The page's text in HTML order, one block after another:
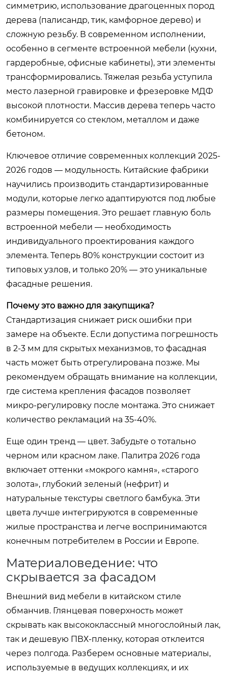
симметрию, использование драгоценных пород
дерева (палисандр, тик, камфорное дерево) и
сложную резьбу. В современном исполнении,
особенно в сегменте встроенной мебели (кухни,
гардеробные, офисные кабинеты), эти элементы
трансформировались. Тяжелая резьба уступила
место лазерной гравировке и фрезеровке МДФ
высокой плотности. Массив дерева теперь часто
комбинируется со стеклом, металлом и даже
бетоном.
Ключевое отличие современных коллекций 2025-
2026 годов — модульность. Китайские фабрики
научились производить стандартизированные
модули, которые легко адаптируются под любые
размеры помещения. Это решает главную боль
встроенной мебели — необходимость
индивидуального проектирования каждого
элемента. Теперь 80% конструкции состоит из
типовых узлов, и только 20% — это уникальные
фасадные решения.
Почему это важно для закупщика?
Стандартизация снижает риск ошибки при
замере на объекте. Если допустима погрешность
в 2-3 мм для скрытых механизмов, то фасадная
часть может быть отрегулирована позже. Мы
рекомендуем обращать внимание на коллекции,
где система крепления фасадов позволяет
микро-регулировку после монтажа. Это снижает
количество рекламаций на 35-40%.
Еще один тренд — цвет. Забудьте о тотально
черном или красном лаке. Палитра 2026 года
включает оттенки «мокрого камня», «старого
золота», глубокий зеленый (нефрит) и
натуральные текстуры светлого бамбука. Эти
цвета лучше интегрируются в современные
жилые пространства и легче воспринимаются
конечным потребителем в России и Европе.
Материаловедение: что
скрывается за фасадом
Внешний вид мебели в китайском стиле
обманчив. Глянцевая поверхность может
скрывать как высококлассный многослойный лак,
так и дешевую ПВХ-пленку, которая отклеится
через полгода. Разберем основные материалы,
используемые в ведущих коллекциях, и их